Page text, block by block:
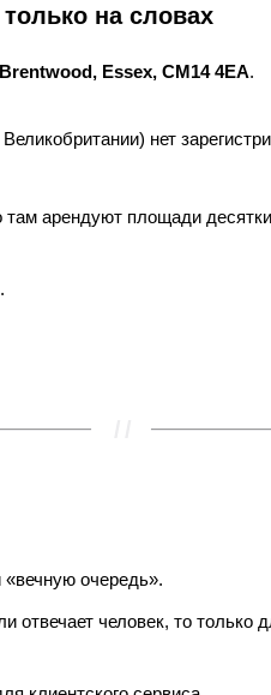
на словах
Essex, CM14 4EA.
нет
там арендуют площади
«вечную очередь».
человек, то только